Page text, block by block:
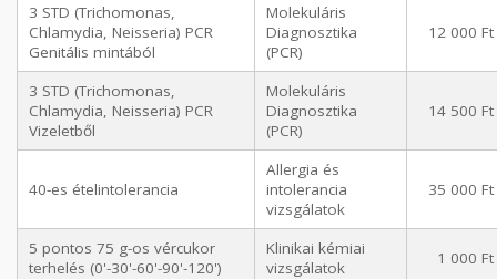
3 STD (Trichomonas,
Chlamydia, Neisseria) PCR
Genitális mintából
Molekuláris
Diagnosztika
(PCR)
12 000 Ft
3 STD (Trichomonas,
Chlamydia, Neisseria) PCR
Vizeletből
Molekuláris
Diagnosztika
(PCR)
14 500 Ft
40-es ételintolerancia
Allergia és
intolerancia
vizsgálatok
35 000 Ft
5 pontos 75 g-os vércukor
terhelés (0'-30'-60'-90'-120')
Klinikai kémiai
vizsgálatok
1 000 Ft